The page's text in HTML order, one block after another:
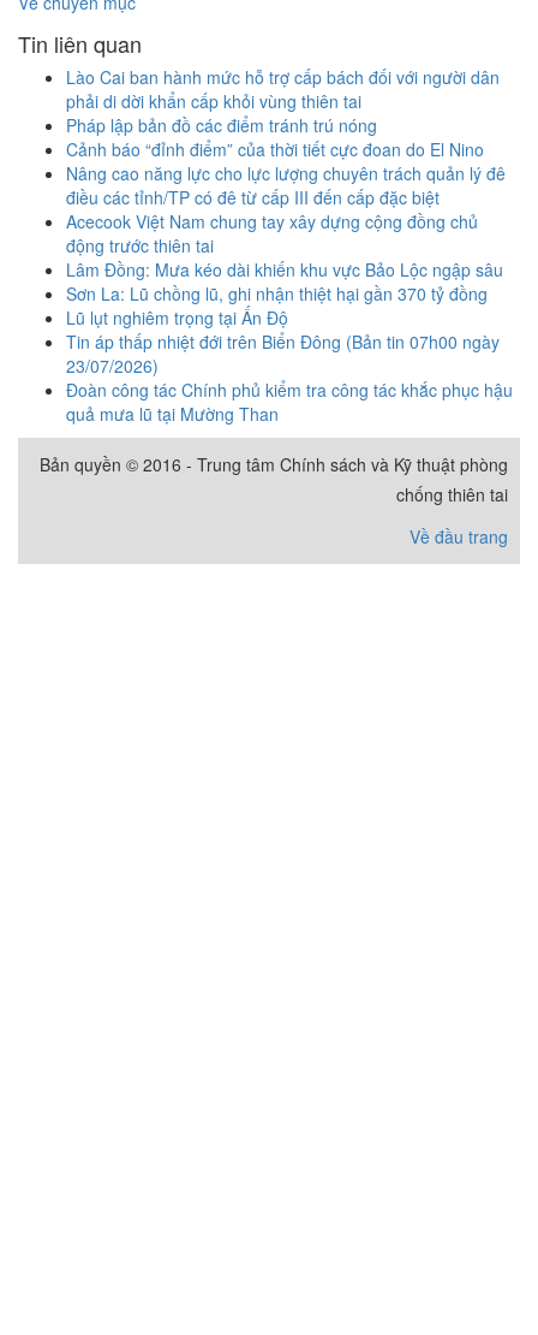
Tin liên quan
Lào Cai ban hành mức hỗ trợ cấp bách đối với người dân
phải di dời khẩn cấp khỏi vùng thiên tai
Pháp lập bản đồ các điểm tránh trú nóng
Cảnh báo “đỉnh điểm” của thời tiết cực đoan do El Nino
Nâng cao năng lực cho lực lượng chuyên trách quản lý đê
điều các tỉnh/TP có đê từ cấp III đến cấp đặc biệt
Acecook Việt Nam chung tay xây dựng cộng đồng chủ
động trước thiên tai
Lâm Đồng: Mưa kéo dài khiến khu vực Bảo Lộc ngập sâu
Sơn La: Lũ chồng lũ, ghi nhận thiệt hại gần 370 tỷ đồng
Lũ lụt nghiêm trọng tại Ấn Độ
Tin áp thấp nhiệt đới trên Biển Đông (Bản tin 07h00 ngày
23/07/2026)
Đoàn công tác Chính phủ kiểm tra công tác khắc phục hậu
quả mưa lũ tại Mường Than
Bản quyền © 2016 - Trung tâm Chính sách và Kỹ thuật phòng
chống thiên tai
Về đầu trang